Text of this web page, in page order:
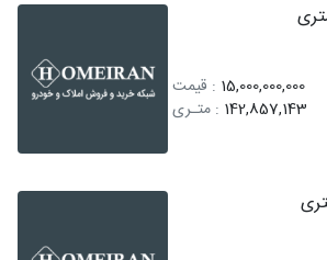
15,000,000,000 : قیمت
142,857,143 : متـری